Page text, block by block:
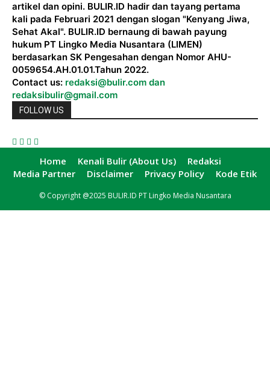
artikel dan opini. BULIR.ID hadir dan tayang pertama
kali pada Februari 2021 dengan slogan "Kenyang Jiwa,
Sehat Akal". BULIR.ID bernaung di bawah payung
hukum PT Lingko Media Nusantara (LIMEN)
berdasarkan SK Pengesahan dengan Nomor AHU-
0059654.AH.01.01.Tahun 2022.
Contact us: redaksi@bulir.com dan
redaksibulir@gmail.com
FOLLOW US
Home Kenali Bulir (About Us)
Redaksi
Media Partner
Disclaimer Privacy Policy Kode Etik
© Copyright @2025 BULIR.ID PT Lingko Media Nusantara